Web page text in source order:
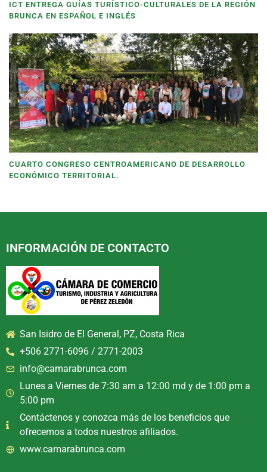
ICT ENTREGA GUÍAS TURÍSTICO-CULTURALES DE LA REGIÓN
BRUNCA EN ESPAÑOL E INGLÉS
CUARTO CONGRESO CENTROAMERICANO DE DESARROLLO
ECONÓMICO TERRITORIAL.
INFORMACIÓN DE CONTACTO
San Isidro de El General, PZ, Costa Rica
+506 2771-6096 / 2771-2003
info@camarabrunca.com
Lunes a Viernes de 7:30 am a 12:00 md y de 1:00 pm a
5:00 pm
Contáctenos y conozca más de los beneficios que
ofrecemos a todos nuestros afiliados.
www.camarabrunca.com